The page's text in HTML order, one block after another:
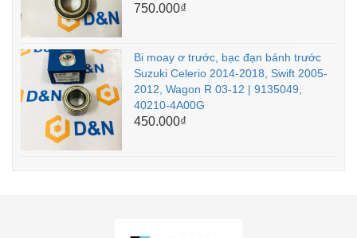
750.000₫
Bi moay ơ trước, bạc đạn bánh trước
Suzuki Celerio 2014-2018, Swift 2005-
2012, Wagon R 03-12 | 9135049,
40210-4A00G
450.000₫